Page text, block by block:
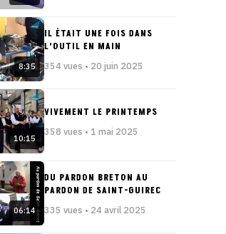
8:35
IL ÉTAIT UNE FOIS DANS
L’OUTIL EN MAIN
354 vues • 20 juin 2025
10:15
VIVEMENT LE PRINTEMPS
358 vues • 1 mai 2025
06:14
DU PARDON BRETON AU
PARDON DE SAINT-GUIREC
335 vues • 24 avril 2025